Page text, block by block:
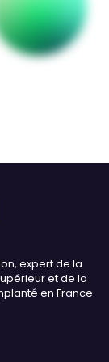
expert de la
et de la
en France.